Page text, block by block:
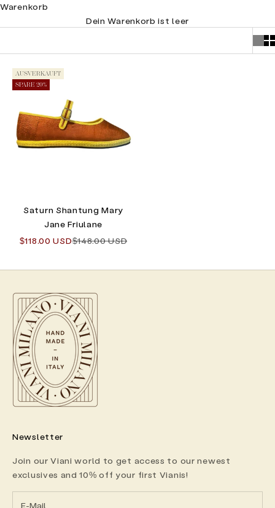
Warenkorb
Dein Warenkorb ist leer
AUSVERKAUFT
SPARE 20%
Saturn Shantung Mary
Jane Friulane
Angebot
$118.00 USDRegulärer Preis
$148.00 USD
Newsletter
Join our Viani world to get access to our newest
exclusives and 10% off your first Vianis!